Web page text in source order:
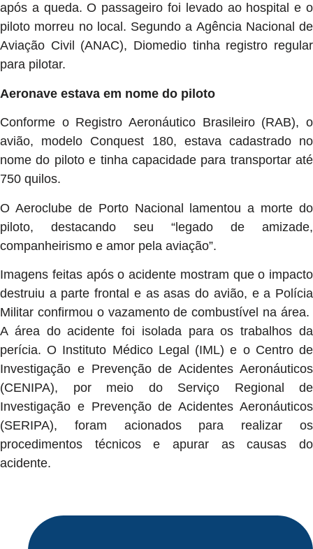
após a queda. O passageiro foi levado ao hospital e o
piloto morreu no local. Segundo a Agência Nacional de
Aviação Civil (ANAC), Diomedio tinha registro regular
para pilotar.
Aeronave estava em nome do piloto
Conforme o Registro Aeronáutico Brasileiro (RAB), o
avião, modelo Conquest 180, estava cadastrado no
nome do piloto e tinha capacidade para transportar até
750 quilos.
O Aeroclube de Porto Nacional lamentou a morte do
piloto, destacando seu “legado de amizade,
companheirismo e amor pela aviação”.
Imagens feitas após o acidente mostram que o impacto
destruiu a parte frontal e as asas do avião, e a Polícia
Militar confirmou o vazamento de combustível na área.
A área do acidente foi isolada para os trabalhos da
perícia. O Instituto Médico Legal (IML) e o Centro de
Investigação e Prevenção de Acidentes Aeronáuticos
(CENIPA), por meio do Serviço Regional de
Investigação e Prevenção de Acidentes Aeronáuticos
(SERIPA), foram acionados para realizar os
procedimentos técnicos e apurar as causas do
acidente.